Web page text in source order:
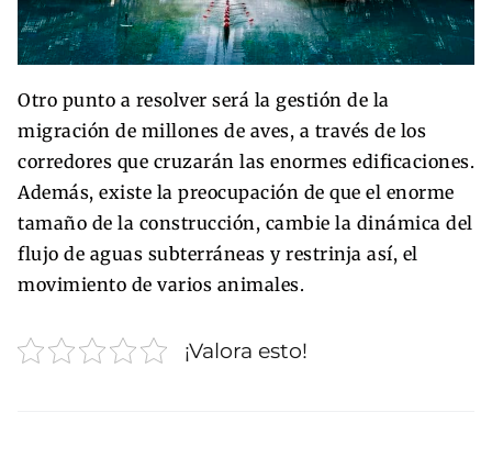
Otro punto a resolver será la gestión de la
migración de millones de aves, a través de los
corredores que cruzarán las enormes edificaciones.
Además, existe la preocupación de que el enorme
tamaño de la construcción, cambie la dinámica del
flujo de aguas subterráneas y restrinja así, el
movimiento de varios animales.
¡Valora esto!